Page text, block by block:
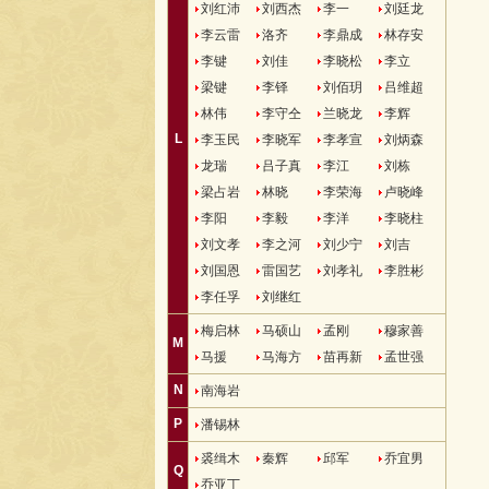
L
刘红沛
刘西杰 李一
刘廷龙
李云雷
洛齐 李鼎成
林存安
李键
刘佳 李晓松
李立
梁键
李铎 刘佰玥
吕维超
林伟
李守仝 兰晓龙
李辉
李玉民
李晓军 李孝宣
刘炳森
龙瑞
吕子真 李江
刘栋
梁占岩
林晓 李荣海
卢晓峰
李阳
李毅 李洋
李晓柱
刘文孝
李之河 刘少宁
刘吉
刘国恩
雷国艺 刘孝礼
李胜彬
李任孚
刘继红
M
梅启林 马硕山 孟刚
穆家善
马援
马海方 苗再新 孟世强
N 南海岩
P 潘锡林
Q
裘缉木 秦辉 邱军
乔宜男
乔亚丁